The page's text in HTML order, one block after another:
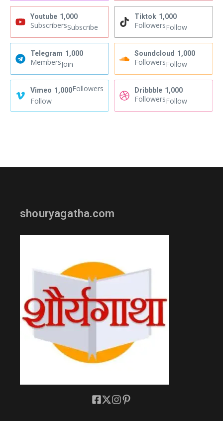
Youtube 1,000
SubscribersSubscribe
Tiktok 1,000
FollowersFollow
Telegram 1,000
MembersJoin
Soundcloud 1,000
FollowersFollow
Vimeo 1,000Followers
Follow
Dribbble 1,000
FollowersFollow
shouryagatha.com